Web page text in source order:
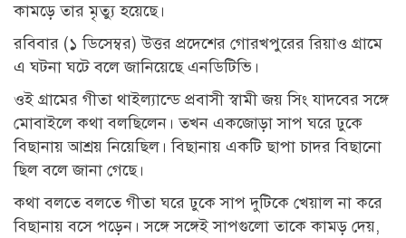
কামড়ে তার মৃত্যু হয়েছে।
রবিবার (১ ডিসেম্বর) উত্তর প্রদেশের গোরখপুরের রিয়াও গ্রামে
এ ঘটনা ঘটে বলে জানিয়েছে এনডিটিভি।
ওই গ্রামের গীতা থাইল্যান্ডে প্রবাসী স্বামী জয় সিং যাদবের সঙ্গে
মোবাইলে কথা বলছিলেন। তখন একজোড়া সাপ ঘরে ঢুকে
বিছানায় আশ্রয় নিয়েছিল। বিছানায় একটি ছাপা চাদর বিছানো
ছিল বলে জানা গেছে।
কথা বলতে বলতে গীতা ঘরে ঢুকে সাপ দুটিকে খেয়াল না করে
বিছানায় বসে পড়েন। সঙ্গে সঙ্গেই সাপগুলো তাকে কামড় দেয়,